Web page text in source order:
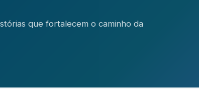
que fortalecem o caminho da